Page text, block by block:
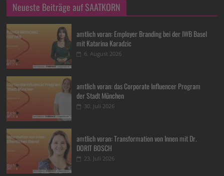
Neueste Beiträge auf SAATKORN
amtlich voran: Employer Branding bei der IWB Basel
mit Katarina Karadzic
6. August 2026
amtlich voran: das Corporate Influencer Program
der Stadt München
30. Juli 2026
amtlich voran: Transformation von Innen mit Dr.
DORIT BOSCH
23. Juli 2026